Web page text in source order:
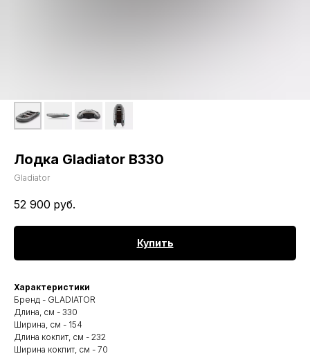
Лодка Gladiator B330
Gladiator
52 900 руб.
Купить
Характеристики
Бренд - GLADIATOR
Длина, см - 330
Ширина, см - 154
Длина кокпит, см - 232
Ширина кокпит, см - 70